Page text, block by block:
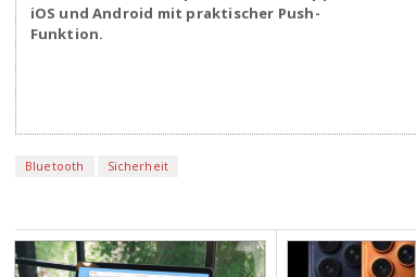
iOS und Android mit praktischer Push-
Funktion.
Bluetooth Sicherheit